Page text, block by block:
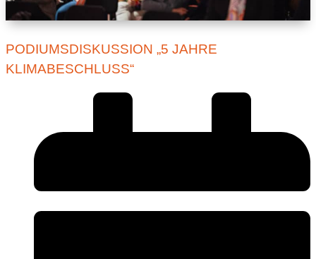
PODIUMSDISKUSSION „5 JAHRE
KLIMABESCHLUSS“